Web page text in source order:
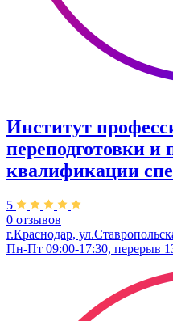
Институт
переподготовки
квалификации
5
0 отзывов
г.Краснодар,
Пн-Пт 09:00-17:30, перерыв